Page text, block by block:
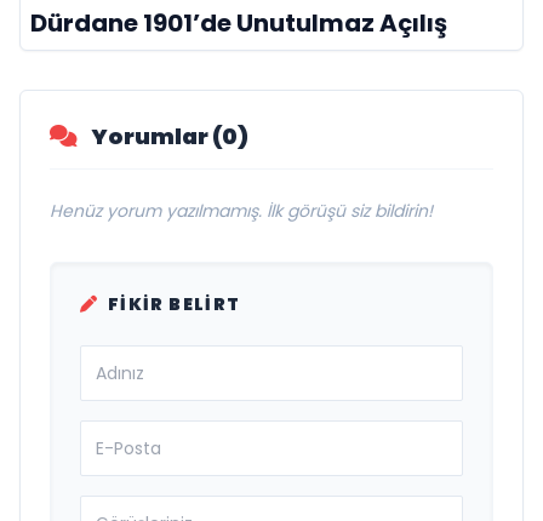
Dürdane 1901’de Unutulmaz Açılış
Yorumlar (0)
Henüz yorum yazılmamış. İlk görüşü siz bildirin!
FIKIR BELIRT